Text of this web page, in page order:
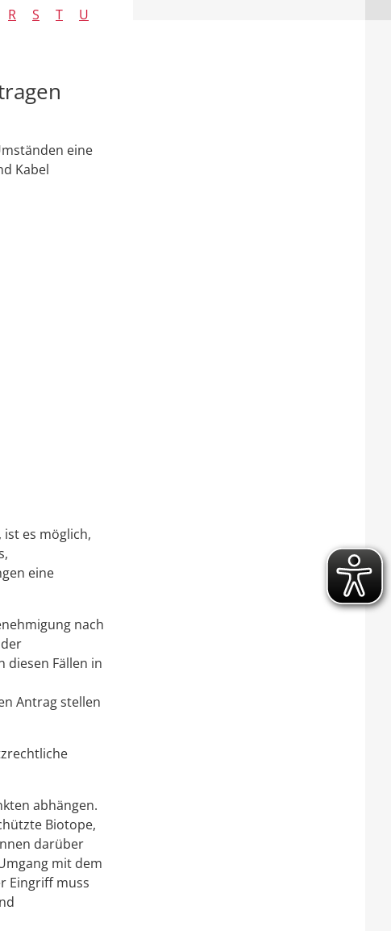
R S T
U
eine
Kabel
ist es möglich,
eine
nach
diesen Fällen in
Antrag stellen
abhängen.
Biotope,
darüber
mit dem
Eingriff muss